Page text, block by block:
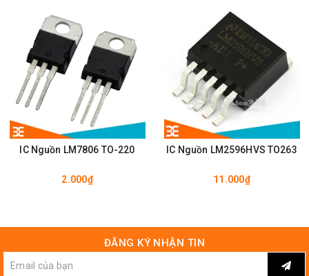
IC Nguồn LM7806 TO-220
2.000₫
IC Nguồn LM2596HVS TO263
11.000₫
ĐĂNG KÝ NHẬN TIN